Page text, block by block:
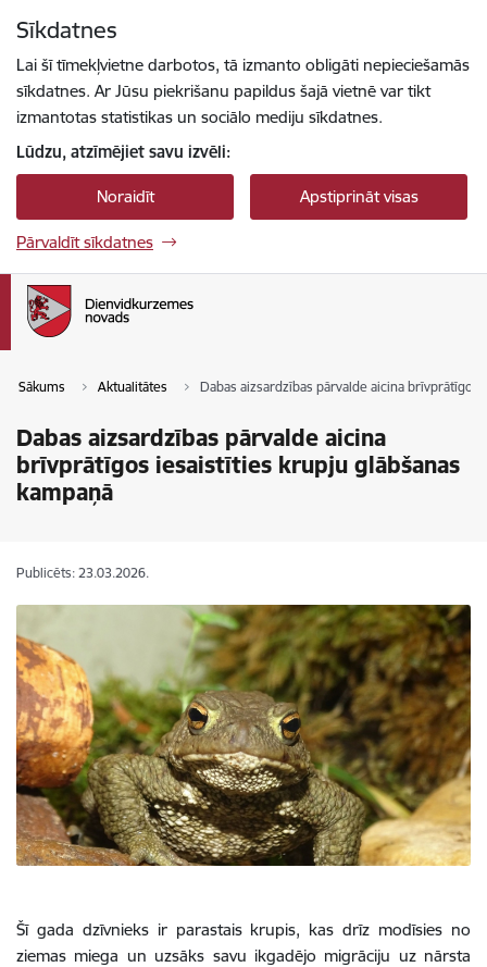
Sīkdatnes
Lai šī tīmekļvietne darbotos, tā izmanto obligāti nepieciešamās
sīkdatnes. Ar Jūsu piekrišanu papildus šajā vietnē var tikt
izmantotas statistikas un sociālo mediju sīkdatnes.
Lūdzu, atzīmējiet savu izvēli:
Noraidīt Apstiprināt visas
Pārvaldīt sīkdatnes
Sākums Aktualitātes Dabas aizsardzības pārvalde aicina
Dabas aizsardzības pārvalde aicina
brīvprātīgos iesaistīties krupju glābšanas
kampaņā
Publicēts: 23.03.2026.
Šī gada dzīvnieks ir parastais krupis, kas drīz modīsies no
ziemas miega un uzsāks savu ikgadējo migrāciju uz nārsta